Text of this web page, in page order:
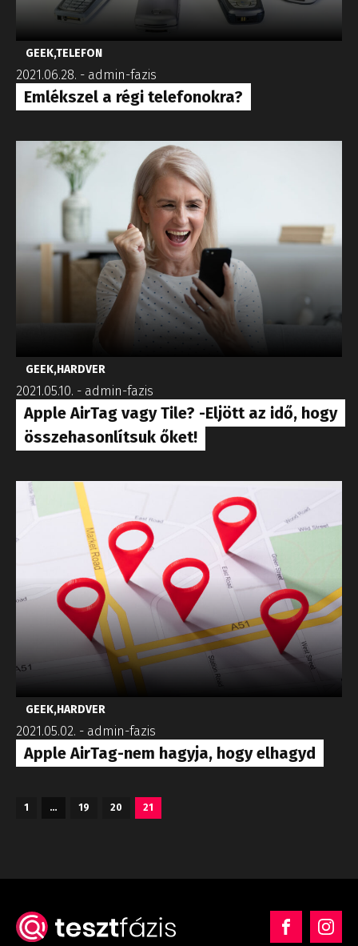
GEEK,TELEFON
2021.06.28. - admin-fazis
Emlékszel a régi telefonokra?
GEEK,HARDVER
2021.05.10. - admin-fazis
Apple AirTag vagy Tile? -Eljött az idő, hogy
összehasonlítsuk őket!
GEEK,HARDVER
2021.05.02. - admin-fazis
Apple AirTag-nem hagyja, hogy elhagyd
1 … 19 20 21